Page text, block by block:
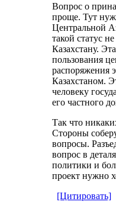
Вопрос о
проще. Тут
Центральной
такой статус
Казахстану.
пользования
распоряжения
Казахстаном.
человеку
его частного
Так что
Стороны
вопросы.
вопрос в
политики и
проект нужно
[Цитировать]